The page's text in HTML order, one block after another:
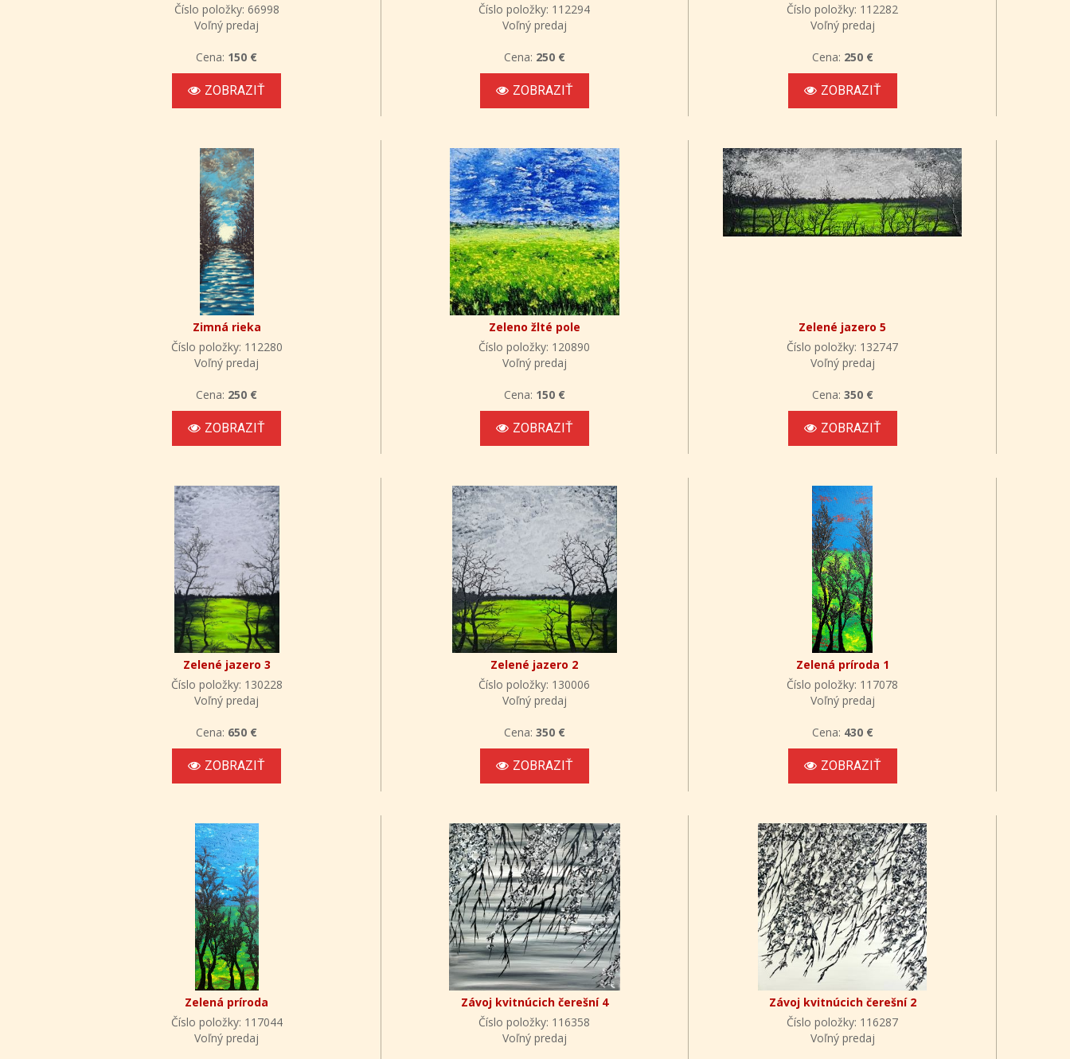
Číslo položky: 66998
Voľný predaj
Cena: 150 €
ZOBRAZIŤ
Číslo položky: 112294
Voľný predaj
Cena: 250 €
ZOBRAZIŤ
Číslo položky: 112282
Voľný predaj
Cena: 250 €
ZOBRAZIŤ
Zimná rieka
Číslo položky: 112280
Voľný predaj
Cena: 250 €
ZOBRAZIŤ
Zeleno žlté pole
Číslo položky: 120890
Voľný predaj
Cena: 150 €
ZOBRAZIŤ
Zelené jazero 5
Číslo položky: 132747
Voľný predaj
Cena: 350 €
ZOBRAZIŤ
Zelené jazero 3
Číslo položky: 130228
Voľný predaj
Cena: 650 €
ZOBRAZIŤ
Zelené jazero 2
Číslo položky: 130006
Voľný predaj
Cena: 350 €
ZOBRAZIŤ
Zelená príroda 1
Číslo položky: 117078
Voľný predaj
Cena: 430 €
ZOBRAZIŤ
Zelená príroda
Číslo položky: 117044
Voľný predaj
Závoj kvitnúcich čerešní 4
Číslo položky: 116358
Voľný predaj
Závoj kvitnúcich čerešní 2
Číslo položky: 116287
Voľný predaj